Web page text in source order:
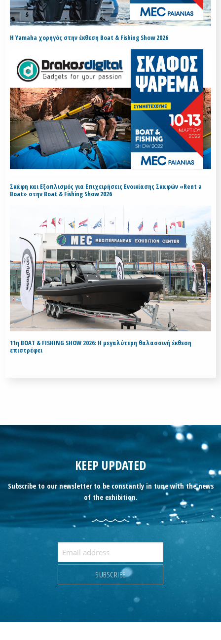
H Yamaha χορηγός στην έκθεση Boat & Fishing Show 2026
Σκάφη και Εξοπλισμός για Επιχειρήσεις Ενοικίασης Σκαφών «Rent a
Boat» στην Boat & Fishing Show 2026
11η BOAT & FISHING SHOW 2026: Η μεγαλύτερη θαλασσινή έκθεση
επιστρέφει
KEEP UPDATED
Subscribe to our newsletter to be constantly in tune with the news
of the exhibition.